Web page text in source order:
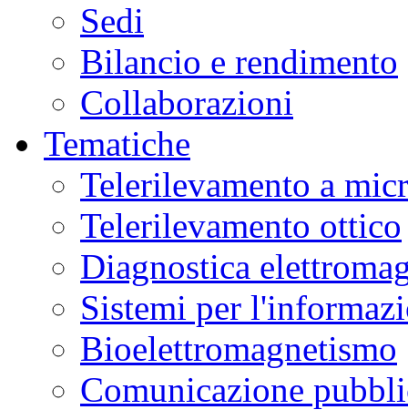
Sedi
Bilancio e rendimento
Collaborazioni
Tematiche
Telerilevamento a
Telerilevamento ottico
Diagnostica
Sistemi per
Bioelettromagnetismo
Comunicazione